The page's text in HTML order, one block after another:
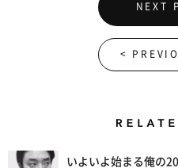
NEXT
<
いよいよ始まる俺の